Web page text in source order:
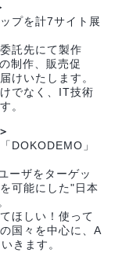
プを計7サイト展
託先にて製作
制作、販売促
けいたします。
でなく、IT技術
。
＞
DOKODEMO」
ーザをターゲッ
可能にした"日本
ほしい！使って
国々を中心に、A
きます。